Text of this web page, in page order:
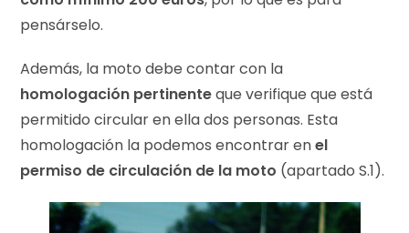
pensárselo.
Además, la moto debe contar con la
homologación pertinenteque verifique que está
permitido circular en ella dos personas. Esta
homologación la podemos encontrar enel
permiso de circulación de la moto (apartado S.1).